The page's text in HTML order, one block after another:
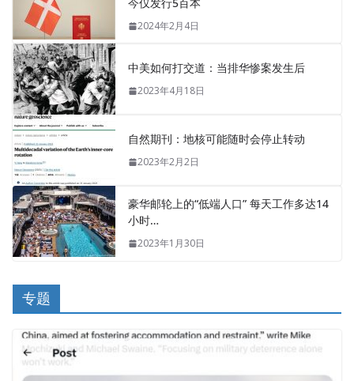
2024年2月4日
中美如何打交道：当排华惨案发生后
2023年4月18日
自然期刊：地核可能随时会停止转动
2023年2月2日
豪华邮轮上的“低端人口” 每天工作多达14
小时…
2023年1月30日
专题